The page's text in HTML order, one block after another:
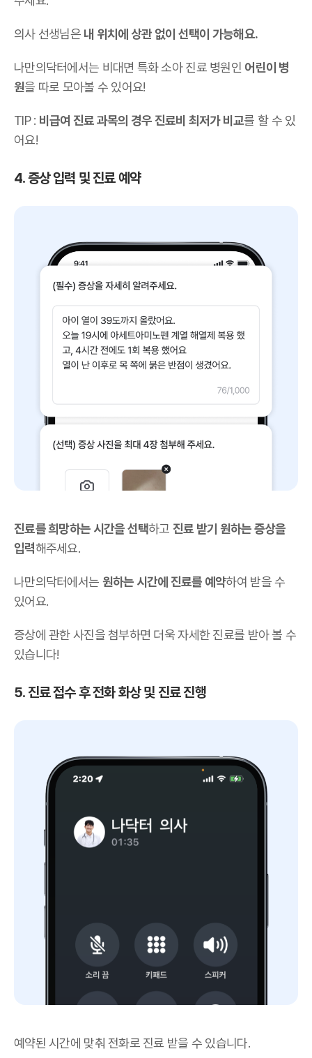
의사 선생님은 내 위치에 상관 없이 선택이 가능해요.
나만의닥터에서는 비대면 특화 소아 진료 병원인 어린이 병
원을 따로 모아볼 수 있어요!
TIP : 비급여 진료 과목의 경우 진료비 최저가 비교를 할 수 있
어요!
4. 증상 입력 및 진료 예약
진료를 희망하는 시간을 선택하고 진료 받기 원하는 증상을
입력해주세요.
나만의닥터에서는 원하는 시간에 진료를 예약하여 받을 수
있어요.
증상에 관한 사진을 첨부하면 더욱 자세한 진료를 받아 볼 수
있습니다!
5. 진료 접수 후 전화 화상 및 진료 진행
예약된 시간에 맞춰 전화로 진료 받을 수 있습니다.